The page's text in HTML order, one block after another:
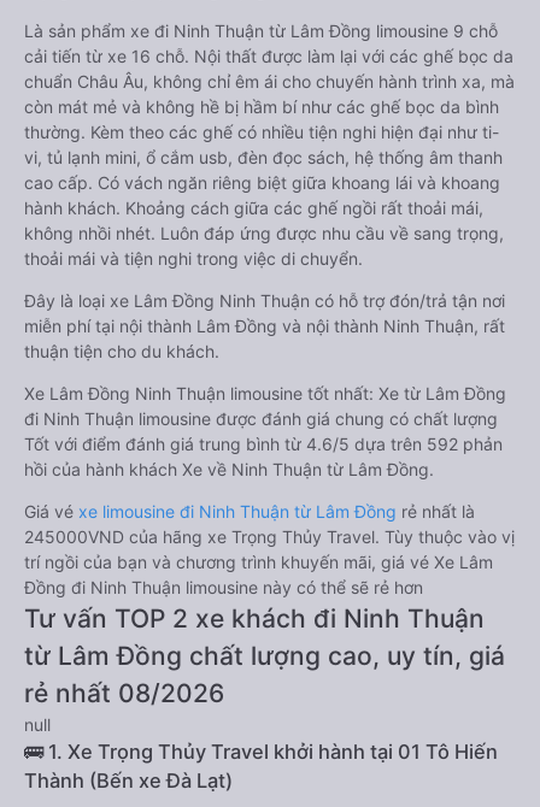
Là sản phẩm xe đi Ninh Thuận từ Lâm Đồng limousine 9 chỗ
cải tiến từ xe 16 chỗ. Nội thất được làm lại với các ghế bọc da
chuẩn Châu Âu, không chỉ êm ái cho chuyến hành trình xa, mà
còn mát mẻ và không hề bị hầm bí như các ghế bọc da bình
thường. Kèm theo các ghế có nhiều tiện nghi hiện đại như ti-
vi, tủ lạnh mini, ổ cắm usb, đèn đọc sách, hệ thống âm thanh
cao cấp. Có vách ngăn riêng biệt giữa khoang lái và khoang
hành khách. Khoảng cách giữa các ghế ngồi rất thoải mái,
không nhồi nhét. Luôn đáp ứng được nhu cầu về sang trọng,
thoải mái và tiện nghi trong việc di chuyển.
Đây là loại xe Lâm Đồng Ninh Thuận có hỗ trợ đón/trả tận nơi
miễn phí tại nội thành Lâm Đồng và nội thành Ninh Thuận, rất
thuận tiện cho du khách.
Xe Lâm Đồng Ninh Thuận limousine tốt nhất: Xe từ Lâm Đồng
đi Ninh Thuận limousine được đánh giá chung có chất lượng
Tốt với điểm đánh giá trung bình từ 4.6/5 dựa trên 592 phản
hồi của hành khách Xe về Ninh Thuận từ Lâm Đồng.
Giá vé xe limousine đi Ninh Thuận từ Lâm Đồng rẻ nhất là
245000VND của hãng xe Trọng Thủy Travel. Tùy thuộc vào vị
trí ngồi của bạn và chương trình khuyến mãi, giá vé Xe Lâm
Đồng đi Ninh Thuận limousine này có thể sẽ rẻ hơn
Tư vấn TOP 2 xe khách đi Ninh Thuận
từ Lâm Đồng chất lượng cao, uy tín, giá
rẻ nhất 08/2026
null
🚌 1. Xe Trọng Thủy Travel khởi hành tại 01 Tô Hiến
Thành (Bến xe Đà Lạt)